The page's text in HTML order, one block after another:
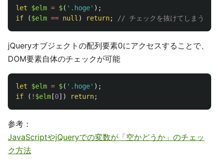
let $elm = $( ' .hoge' );
if
($elm == null ) return; // チェックを抜けてしまう
jQueryオブジェクトの配列要素0にアクセスすることで、
DOM要素自体のチェックが可能
let $elm = $( ' .hoge' );
if
( ! $elm [0]) return;
参考：
JavaScriptやjQueryでの変数が「空かどうか」のチェッ
ク方法